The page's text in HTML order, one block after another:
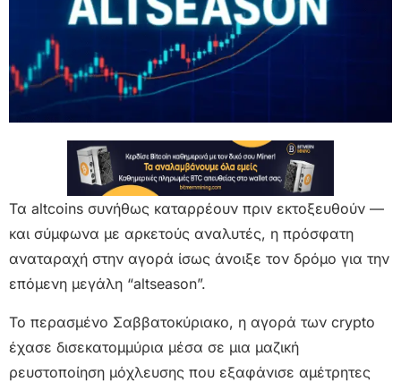
Τα altcoins συνήθως καταρρέουν πριν εκτοξευθούν —
και σύμφωνα με αρκετούς αναλυτές, η πρόσφατη
αναταραχή στην αγορά ίσως άνοιξε τον δρόμο για την
επόμενη μεγάλη “altseason”.
Το περασμένο Σαββατοκύριακο, η αγορά των crypto
έχασε δισεκατομμύρια μέσα σε μια μαζική
ρευστοποίηση μόχλευσης που εξαφάνισε αμέτρητες